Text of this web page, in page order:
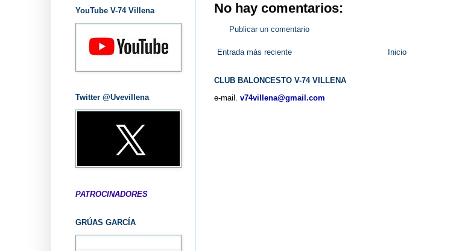
No hay comentarios:
Publicar un comentario
Entrada más reciente Inicio
CLUB BALONCESTO V-74 VILLENA
e-mail. v74villena@gmail.com
YouTube V-74 Villena
Twitter @Uvevillena
PATROCINADORES
GRÚAS GARCÍA